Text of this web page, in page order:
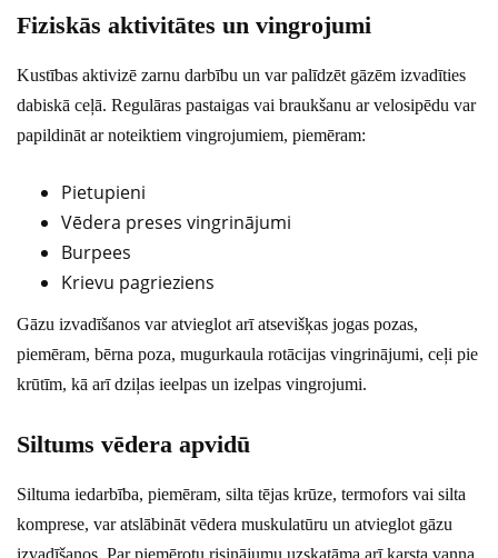
Fiziskās aktivitātes un vingrojumi
Kustības aktivizē zarnu darbību un var palīdzēt gāzēm izvadīties
dabiskā ceļā. Regulāras pastaigas vai braukšanu ar velosipēdu var
papildināt ar noteiktiem vingrojumiem, piemēram:
Pietupieni
Vēdera preses vingrinājumi
Burpees
Krievu pagrieziens
Gāzu izvadīšanos var atvieglot arī atsevišķas jogas pozas,
piemēram, bērna poza, mugurkaula rotācijas vingrinājumi, ceļi pie
krūtīm, kā arī dziļas ieelpas un izelpas vingrojumi.
Siltums vēdera apvidū
Siltuma iedarbība, piemēram, silta tējas krūze, termofors vai silta
komprese, var atslābināt vēdera muskulatūru un atvieglot gāzu
izvadīšanos. Par piemērotu risinājumu uzskatāma arī karsta vanna